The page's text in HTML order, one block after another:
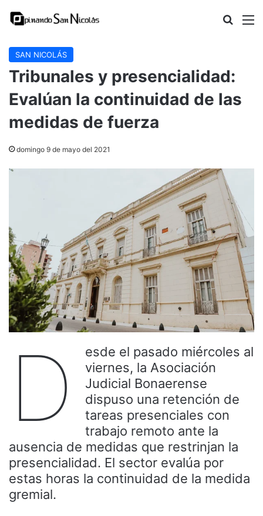
Buscar
SAN NICOLÁS
Tribunales y presencialidad:
Evalúan la continuidad de las
medidas de fuerza
domingo 9 de mayo del 2021
D
esde el pasado miércoles al
viernes, la Asociación
Judicial Bonaerense
dispuso una retención de
tareas presenciales con
trabajo remoto ante la
ausencia de medidas que restrinjan la
presencialidad. El sector evalúa por
estas horas la continuidad de la medida
gremial.